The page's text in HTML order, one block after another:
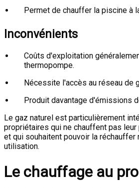
Permet de chauffer la piscine à
Inconvénients
Coûts d'exploitation
thermopompe.
Nécessite l'accès au réseau de
Produit davantage d'émissions
Le gaz naturel est particulièrement
propriétaires qui ne chauffent pas
et qui souhaitent pouvoir la réchauffer
utilisation.
Le chauffage au